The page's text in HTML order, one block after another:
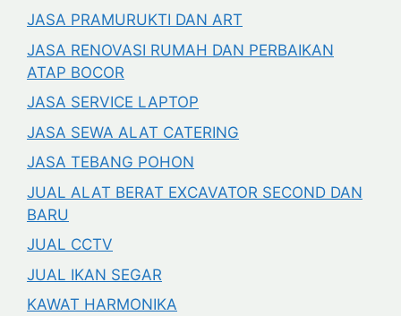
JASA PRAMURUKTI DAN ART
JASA RENOVASI RUMAH DAN PERBAIKAN
ATAP BOCOR
JASA SERVICE LAPTOP
JASA SEWA ALAT CATERING
JASA TEBANG POHON
JUAL ALAT BERAT EXCAVATOR SECOND DAN
BARU
JUAL CCTV
JUAL IKAN SEGAR
KAWAT HARMONIKA